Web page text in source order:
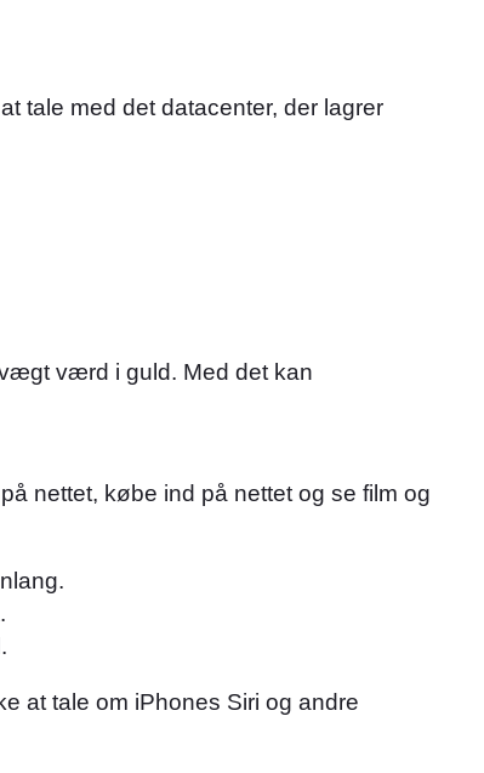
tale med det datacenter, der lagrer
værd i guld. Med det kan
nettet, købe ind på nettet og se film og
at tale om iPhones Siri og andre